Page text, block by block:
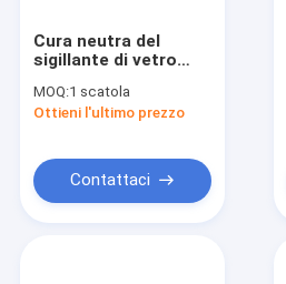
Cura neutra del
sigillante di vetro
intemperie del
silicone che calafata
MOQ:1 scatola
Ottieni l'ultimo prezzo
Contattaci